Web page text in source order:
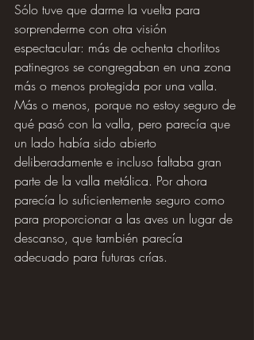
Sólo tuve que darme la vuelta para
sorprenderme con otra visión
espectacular: más de ochenta chorlitos
patinegros se congregaban en una zona
más o menos protegida por una valla.
Más o menos, porque no estoy seguro de
qué pasó con la valla, pero parecía que
un lado había sido abierto
deliberadamente e incluso faltaba gran
parte de la valla metálica. Por ahora
parecía lo suficientemente seguro como
para proporcionar a las aves un lugar de
descanso, que también parecía
adecuado para futuras crías.